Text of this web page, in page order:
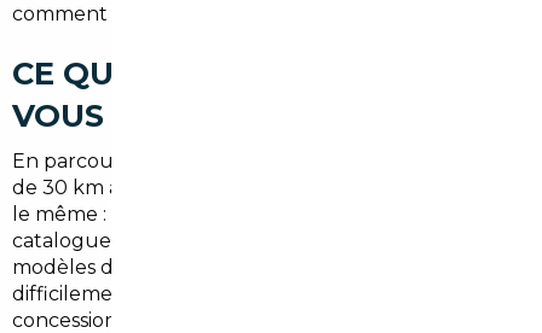
comment s'y prendre.
CE QUE LE MARCHÉ LOCAL NE
VOUS DIT PAS
En parcourant les offres disponibles dans un rayon
de 30 km autour d'Ézanville, le constat est souvent
le même : les véhicules neufs affichent des prix
catalogue gonflés par les frais de mise en route, et les
modèles d'occasion récents se négocient
difficilement. Les remises accordées par les
concessions franciliennes restent modestes,